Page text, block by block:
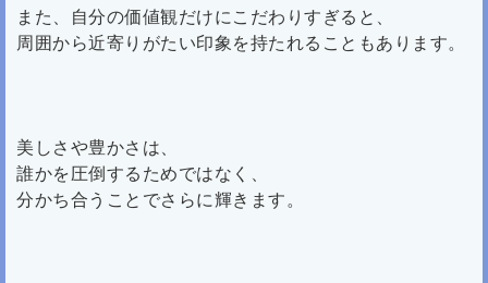
また、自分の価値観だけにこだわりすぎると、
周囲から近寄りがたい印象を持たれることもあります。
美しさや豊かさは、
誰かを圧倒するためではなく、
分かち合うことでさらに輝きます。